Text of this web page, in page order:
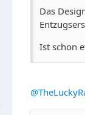
Das
Ist schon